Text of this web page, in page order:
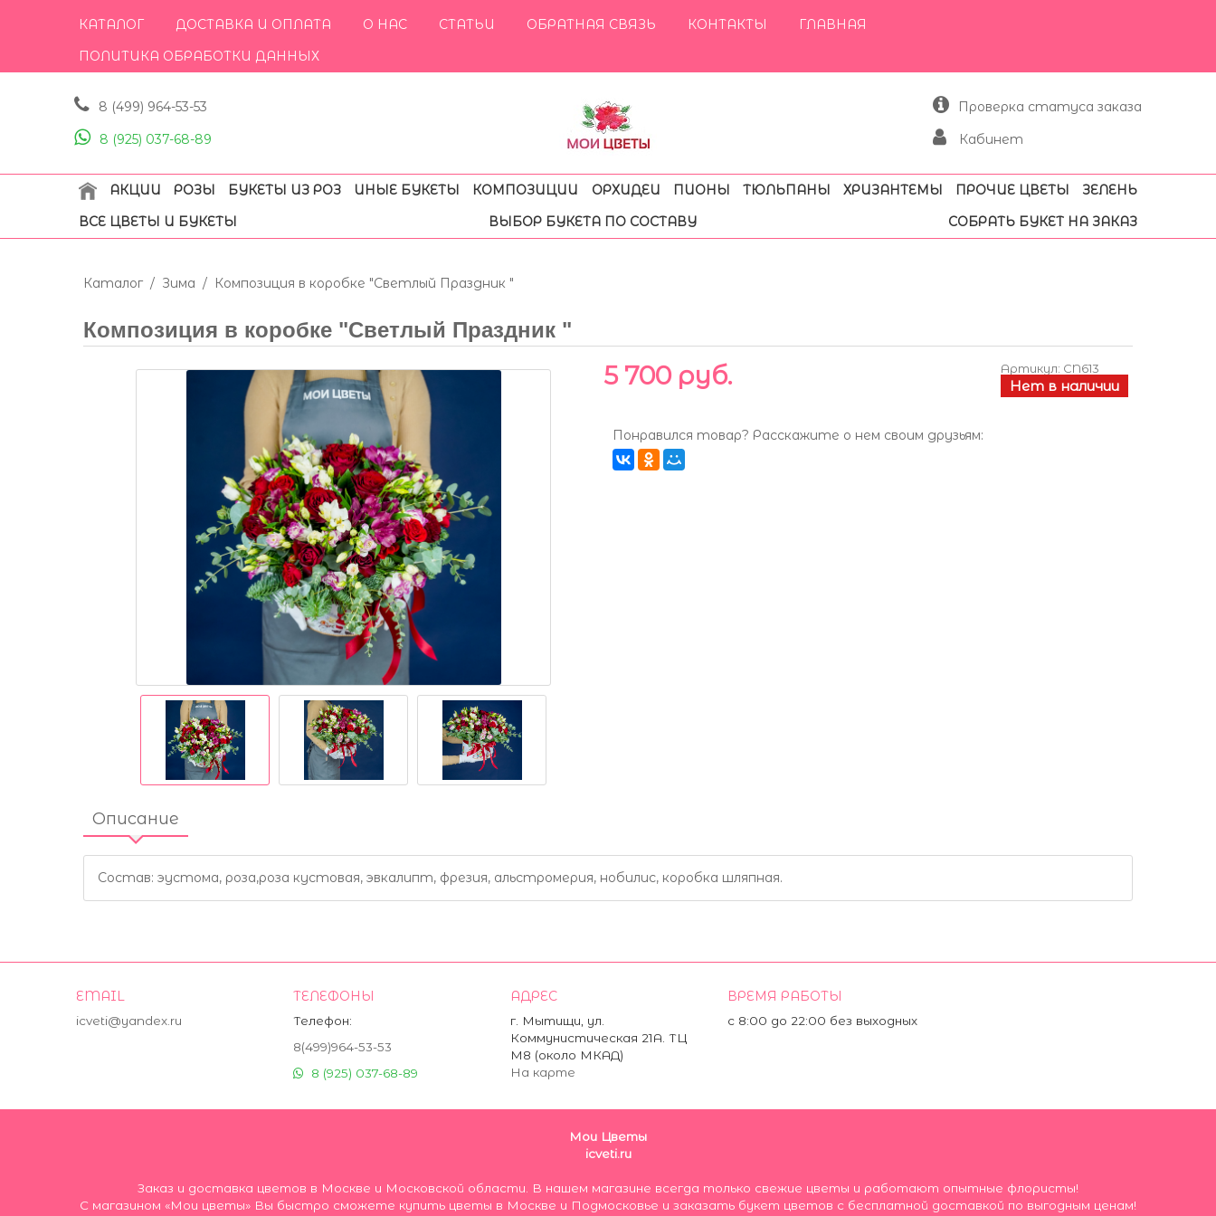
КАТАЛОГ ДОСТАВКА И ОПЛАТА О НАС СТАТЬИ ОБРАТНАЯ СВЯЗЬ КОНТАКТЫ
ГЛАВНАЯ
ПОЛИТИКА ОБРАБОТКИ ДАННЫХ
8 (499) 964-53-53
8 (925) 037-68-89
Проверка статуса заказа
Кабинет
АКЦИИ РОЗЫ БУКЕТЫ ИЗ РОЗ ИНЫЕ БУКЕТЫ КОМПОЗИЦИИ ОРХИДЕИ ПИОНЫ ТЮЛЬПАНЫ ХРИЗАНТЕМЫ ПРОЧИЕ ЦВЕТЫ
ЗЕЛЕНЬ
ВСЕ ЦВЕТЫ И БУКЕТЫ
ВЫБОР БУКЕТА ПО СОСТАВУ СОБРАТЬ БУКЕТ НА ЗАКАЗ
Каталог / Зима / Композиция в коробке "Светлый Праздник "
Композиция в коробке "Светлый Праздник "
5 700 руб. Артикул: CN613
Нет в наличии
Понравился товар? Расскажите о нем своим друзьям:
Описание
Состав: эустома, роза,роза кустовая, эвкалипт, фрезия, альстромерия, нобилис, коробка шляпная.
EMAIL
icveti@yandex.ru
ТЕЛЕФОНЫ
Телефон:
8(499)964-53-53
8 (925) 037-68-89
АДРЕС
г. Мытищи, ул.
Коммунистическая 21А. ТЦ
М8 (около МКАД)
На карте
ВРЕМЯ РАБОТЫ
с 8:00 до 22:00 без выходных
Мои Цветы
icveti.ru
Заказ и доставка цветов в Москве и Московской области. В нашем магазине всегда только свежие цветы и работают опытные флористы!
С магазином «Мои цветы» Вы быстро сможете купить цветы в Москве и Подмосковье и заказать букет цветов с бесплатной доставкой по выгодным ценам!